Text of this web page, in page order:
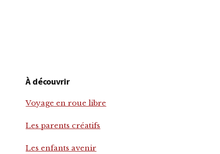
À découvrir
Voyage en roue libre
Les parents créatifs
Les enfants avenir